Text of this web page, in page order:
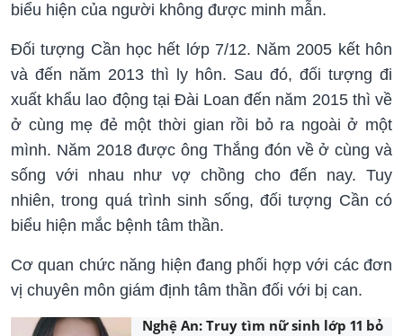
biểu hiện của người không được minh mẫn.
Đối tượng Cần học hết lớp 7/12. Năm 2005 kết hôn
và đến năm 2013 thì ly hôn. Sau đó, đối tượng đi
xuất khẩu lao động tại Đài Loan đến năm 2015 thì về
ở cùng mẹ đẻ một thời gian rồi bỏ ra ngoài ở một
mình. Năm 2018 được ông Thắng đón về ở cùng và
sống với nhau như vợ chồng cho đến nay. Tuy
nhiên, trong quá trình sinh sống, đối tượng Cần có
biểu hiện mắc bệnh tâm thần.
Cơ quan chức năng hiện đang phối hợp với các đơn
vị chuyên môn giám định tâm thần đối với bị can.
Nghệ An: Truy tìm nữ sinh lớp 11 bỏ